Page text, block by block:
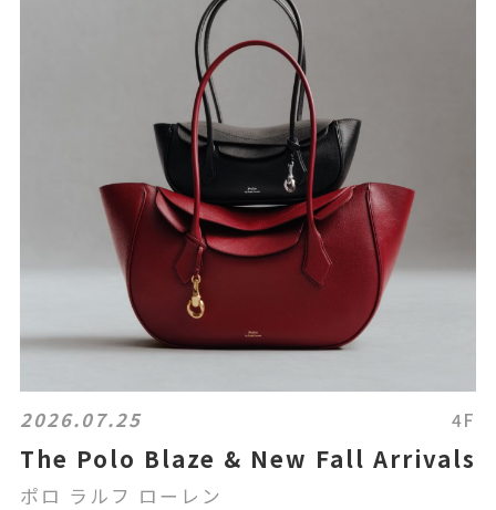
2026.07.25 4F
The Polo Blaze & New Fall Arrivals
ポロ ラルフ ローレン